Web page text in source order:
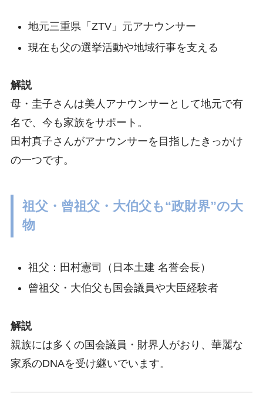
地元三重県「ZTV」元アナウンサー
現在も父の選挙活動や地域行事を支える
解説
母・圭子さんは美人アナウンサーとして地元で有
名で、今も家族をサポート。
田村真子さんがアナウンサーを目指したきっかけ
の一つです。
祖父・曾祖父・大伯父も“政財界”の大
物
祖父：田村憲司（日本土建 名誉会長）
曾祖父・大伯父も国会議員や大臣経験者
解説
親族には多くの国会議員・財界人がおり、華麗な
家系のDNAを受け継いでいます。